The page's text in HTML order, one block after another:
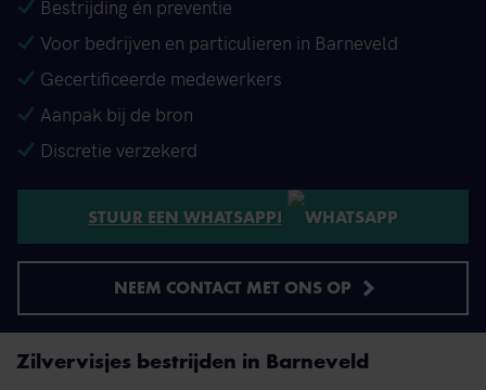
Bestrijding én preventie
Voor bedrijven en particulieren in Barneveld
Gecertificeerde medewerkers
Aanpak bij de bron
Discretie verzekerd
STUUR EEN WHATSAPP!
NEEM CONTACT MET ONS OP
Zilvervisjes bestrijden in Barneveld